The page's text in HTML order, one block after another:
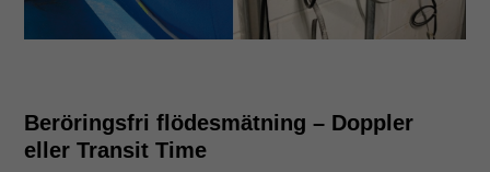
Beröringsfri flödesmätning – Doppler
eller Transit Time